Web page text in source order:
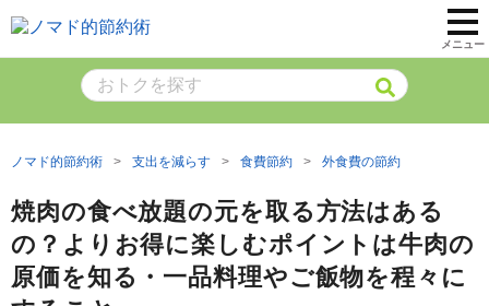
メニュー
ノマド的節約術 支出を減らす 食費節約 外食費の節約
焼肉の食べ放題の元を取る方法はある
の？よりお得に楽しむポイントは牛肉の
原価を知る・一品料理やご飯物を程々に